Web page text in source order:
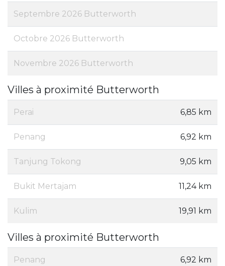
Septembre 2026 Butterworth
Octobre 2026 Butterworth
Novembre 2026 Butterworth
Villes à proximité Butterworth
Perai 6,85 km
Penang 6,92 km
Tanjung Tokong 9,05 km
Bukit Mertajam 11,24 km
Kulim 19,91 km
Villes à proximité Butterworth
Penang 6,92 km